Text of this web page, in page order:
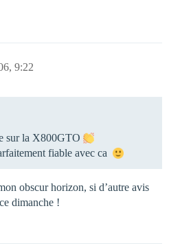
9:22
sur la X800GTO
fiable avec ca
obscur horizon, si d’autre avis
dimanche !